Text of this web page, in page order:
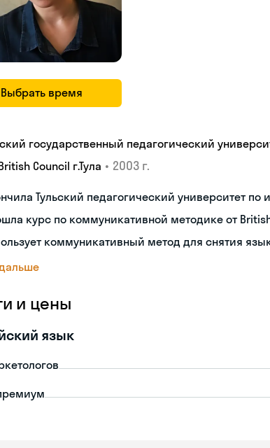
Выбрать время
государственный педагогический
Council г.Тула • 2003 г.
Тульский педагогический университет
курс по коммуникативной методике от
коммуникативный метод для снятия
и цены
язык